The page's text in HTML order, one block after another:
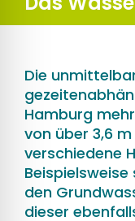
Die
Hamburg
von über 3,6
verschiedene
den
dieser